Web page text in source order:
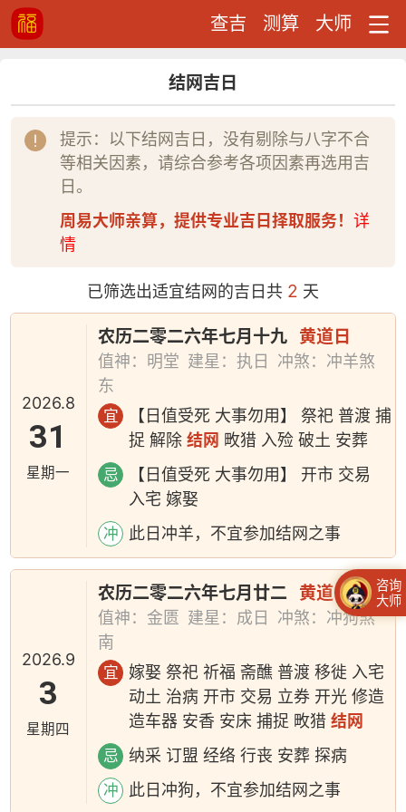
查吉 测算 大师
结网吉日
提示：以下结网吉日，没有剔除与八字不合
等相关因素，请综合参考各项因素再选用吉
日。
周易大师亲算，提供专业吉日择取服务！ 详
情
已筛选出适宜结网的吉日共 2 天
2026.8
31
星期一
农历二零二六年七月十九 黄道日
值神：明堂 建星：执日
冲煞：冲羊煞
东
宜
【日值受死 大事勿用】 祭祀 普渡 捕
捉 解除结网 畋猎 入殓 破土 安葬
忌
【日值受死 大事勿用】 开市 交易
入宅 嫁娶
冲 此日冲羊，不宜参加结网之事
2026.9
3
星期四
农历二零二六年七月廿二 黄道日
值神：金匮 建星：成日
冲煞：冲狗煞
南
宜
嫁娶 祭祀 祈福 斋醮 普渡 移徙 入宅
动土 治病 开市 交易 立券 开光 修造
造车器 安香 安床 捕捉 畋猎结网
忌 纳采 订盟 经络 行丧 安葬 探病
冲 此日冲狗，不宜参加结网之事
咨询
大师